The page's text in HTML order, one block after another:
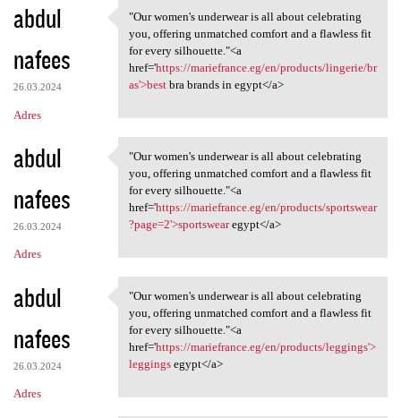
abdul
nafees
26.03.2024
Adres
"Our women's underwear is all
"Our women's underwear is all about celebrating
you, offering unmatched comfort and a flawless fit
for every silhouette."<a
href='https://mariefrance.eg/en/products/lingerie/br
as'>bestbra brands in egypt</a>
abdul
nafees
26.03.2024
Adres
"Our women's underwear is all
"Our women's underwear is all about celebrating
you, offering unmatched comfort and a flawless fit
for every silhouette."<a
href='https://mariefrance.eg/en/products/sportswear
?page=2'>sportswearegypt</a>
abdul
nafees
26.03.2024
Adres
"Our women's underwear is all
"Our women's underwear is all about celebrating
you, offering unmatched comfort and a flawless fit
for every silhouette."<a
href='https://mariefrance.eg/en/products/leggings'>
leggingsegypt</a>